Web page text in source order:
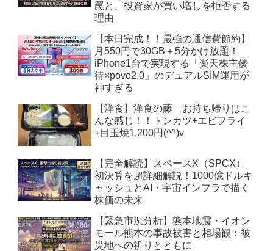
罠と、投資家が買い増しを拒否する
理由
【本日完成！！最強の通信費節約】
月550円で30GB＋5分かけ放題！
iPhone1台で実現する「楽天株主優
待×povo2.0」のデュアルSIM運用が
神すぎる
【洋食】洋食の藤 お持ち帰りはこ
んな感じ！！トンカツ+エビフライ
+目玉焼1,200円(^^)v
【完全解読】スペースX（SPCX）
初決算を超詳細解説！1000億ドルキ
ャッシュとAI・宇宙インフラで描く
株価の未来
【緊急市況分析】熊本地震・イオン
モール熊本の事故被害と相場観：被
災地への祈りとともに